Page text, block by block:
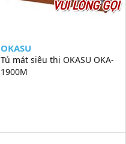
VUI LÒNG GỌI
OKASU
Tủ mát siêu thị OKASU OKA-
1900M